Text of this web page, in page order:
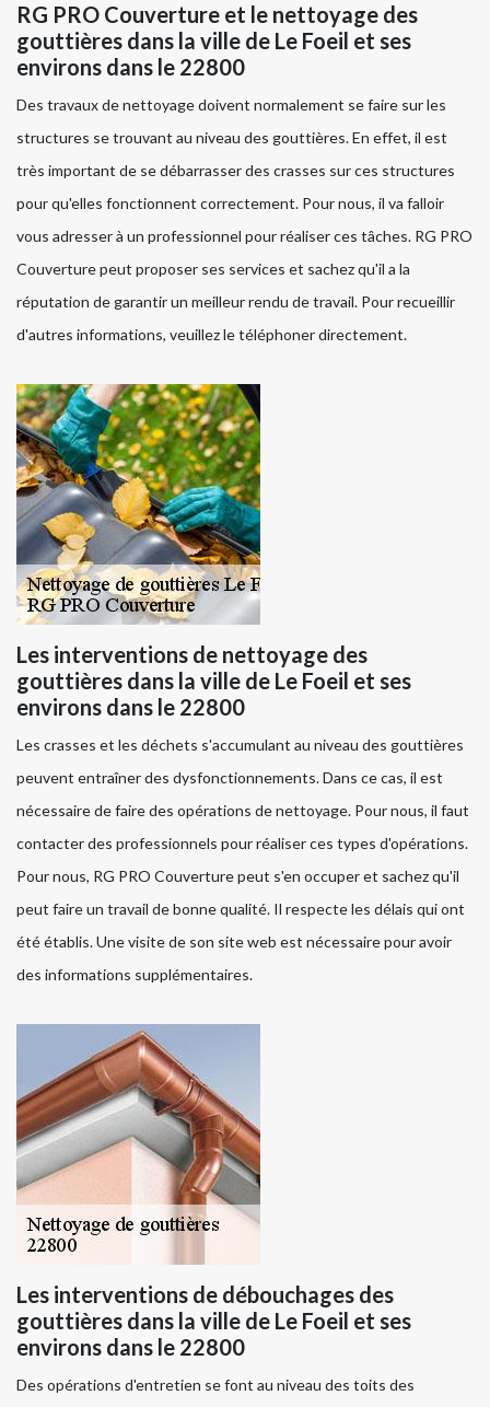
RG PRO Couverture et le nettoyage des
gouttières dans la ville de Le Foeil et ses
environs dans le 22800
Des travaux de nettoyage doivent normalement se faire sur les
structures se trouvant au niveau des gouttières. En effet, il est
très important de se débarrasser des crasses sur ces structures
pour qu'elles fonctionnent correctement. Pour nous, il va falloir
vous adresser à un professionnel pour réaliser ces tâches. RG PRO
Couverture peut proposer ses services et sachez qu'il a la
réputation de garantir un meilleur rendu de travail. Pour recueillir
d'autres informations, veuillez le téléphoner directement.
Les interventions de nettoyage des
gouttières dans la ville de Le Foeil et ses
environs dans le 22800
Les crasses et les déchets s'accumulant au niveau des gouttières
peuvent entraîner des dysfonctionnements. Dans ce cas, il est
nécessaire de faire des opérations de nettoyage. Pour nous, il faut
contacter des professionnels pour réaliser ces types d'opérations.
Pour nous, RG PRO Couverture peut s'en occuper et sachez qu'il
peut faire un travail de bonne qualité. Il respecte les délais qui ont
été établis. Une visite de son site web est nécessaire pour avoir
des informations supplémentaires.
Les interventions de débouchages des
gouttières dans la ville de Le Foeil et ses
environs dans le 22800
Des opérations d'entretien se font au niveau des toits des